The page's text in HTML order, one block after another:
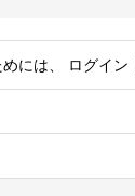
には、 ログイン